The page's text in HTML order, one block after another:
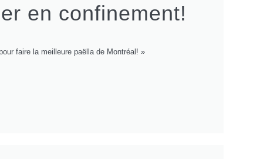
en confinement!
faire la meilleure paëlla de Montréal! »